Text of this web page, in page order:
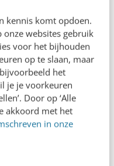
kennis komt opdoen.
websites gebruik
voor het bijhouden
op te slaan, maar
het
je je voorkeuren
Door op ‘Alle
akkoord met het
in onze
Ik kijk opnieuw
hierboven al
of